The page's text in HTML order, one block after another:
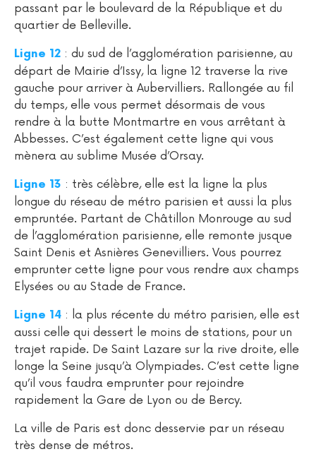
passant par le boulevard de la République et du
quartier de Belleville.
Ligne 12 : du sud de l’agglomération parisienne, au
départ de Mairie d’Issy, la ligne 12 traverse la rive
gauche pour arriver à Aubervilliers. Rallongée au fil
du temps, elle vous permet désormais de vous
rendre à la butte Montmartre en vous arrêtant à
Abbesses. C’est également cette ligne qui vous
mènera au sublime Musée d’Orsay.
Ligne 13 : très célèbre, elle est la ligne la plus
longue du réseau de métro parisien et aussi la plus
empruntée. Partant de Châtillon Monrouge au sud
de l’agglomération parisienne, elle remonte jusque
Saint Denis et Asnières Genevilliers. Vous pourrez
emprunter cette ligne pour vous rendre aux champs
Elysées ou au Stade de France.
Ligne 14 : la plus récente du métro parisien, elle est
aussi celle qui dessert le moins de stations, pour un
trajet rapide. De Saint Lazare sur la rive droite, elle
longe la Seine jusqu’à Olympiades. C’est cette ligne
qu’il vous faudra emprunter pour rejoindre
rapidement la Gare de Lyon ou de Bercy.
La ville de Paris est donc desservie par un réseau
très dense de métros.